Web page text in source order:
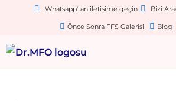
Whatsapp'tan iletişime geçin Bizi
Önce Sonra FFS Galerisi Blog